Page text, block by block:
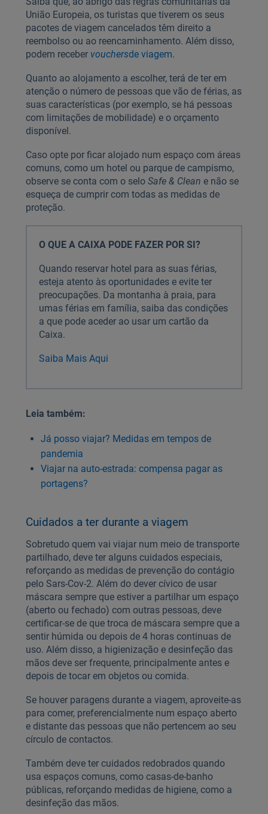
União Europeia, os turistas que tiverem os seus
pacotes de viagem cancelados têm direito a
reembolso ou ao reencaminhamento. Além disso,
podem receber vouchersde viagem.
Quanto ao alojamento a escolher, terá de ter em
atenção o número de pessoas que vão de férias, as
suas características (por exemplo, se há pessoas
com limitações de mobilidade) e o orçamento
disponível.
Caso opte por ficar alojado num espaço com áreas
comuns, como um hotel ou parque de campismo,
observe se conta com o selo Safe & Clean e não se
esqueça de cumprir com todas as medidas de
proteção.
O QUE A CAIXA PODE FAZER POR SI?
Quando reservar hotel para as suas férias,
esteja atento às oportunidades e evite ter
preocupações. Da montanha à praia, para
umas férias em família, saiba das condições
a que pode aceder ao usar um cartão da
Caixa.
Saiba Mais Aqui
Leia também:
Já posso viajar? Medidas em tempos de
pandemia
Viajar na auto-estrada: compensa pagar as
portagens?
Cuidados a ter durante a viagem
Sobretudo quem vai viajar num meio de transporte
partilhado, deve ter alguns cuidados especiais,
reforçando as medidas de prevenção do contágio
pelo Sars-Cov-2. Além do dever cívico de usar
máscara sempre que estiver a partilhar um espaço
(aberto ou fechado) com outras pessoas, deve
certificar-se de que troca de máscara sempre que a
sentir húmida ou depois de 4 horas continuas de
uso. Além disso, a higienização e desinfeção das
mãos deve ser frequente, principalmente antes e
depois de tocar em objetos ou comida.
Se houver paragens durante a viagem, aproveite-as
para comer, preferencialmente num espaço aberto
e distante das pessoas que não pertencem ao seu
círculo de contactos.
Também deve ter cuidados redobrados quando
usa espaços comuns, como casas-de-banho
públicas, reforçando medidas de higiene, como a
desinfeção das mãos.